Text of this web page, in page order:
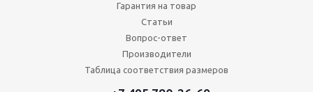
Гарантия на товар
Статьи
Вопрос-ответ
Производители
Таблица соответствия размеров